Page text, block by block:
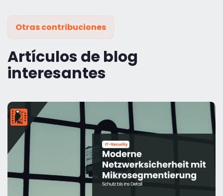
Otras contribuciones
Artículos de blog
interesantes